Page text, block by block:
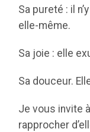
Sa pureté : il
elle-même.
Sa joie : elle
Sa douceur.
Je vous invite
rapprocher